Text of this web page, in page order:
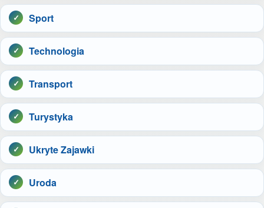
Sport
Technologia
Transport
Turystyka
Ukryte Zajawki
Uroda